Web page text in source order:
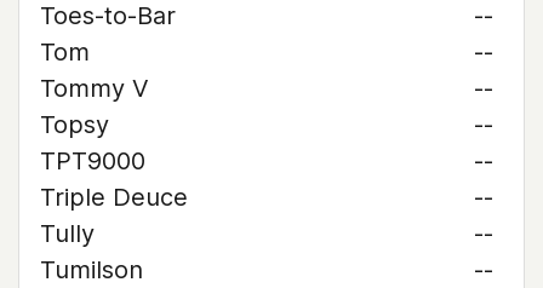
Toes-to-Bar
--
Tom
--
Tommy V
--
Topsy
--
TPT9000
--
Triple Deuce
--
Tully
--
Tumilson
--